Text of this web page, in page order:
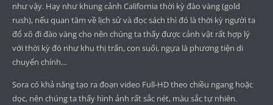
như vậy. Hay như khung cảnh California thời kỳ đào vàng (gold
rush), nếu quan tâm về lịch sử và đọc sách thì đó là thời kỳ người ta
đổ xô đi đào vàng cho nên chúng ta thấy được cảnh vật rất hợp lý
với thời kỳ đó như khu thị trấn, con suối, ngựa là phương tiện di
chuyển chính…
Sora có khả năng tạo ra đoạn video Full-HD theo chiều ngang hoặc
dọc, nên chúng ta thấy hình ảnh rất sắc nét, màu sắc tự nhiên.